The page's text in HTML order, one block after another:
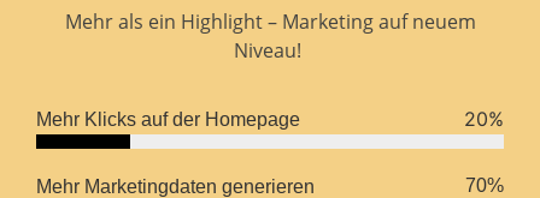
Mehr als ein Highlight – Marketing auf neuem
Niveau!
Mehr Klicks auf der Homepage 20%
Mehr Marketingdaten generieren 70%